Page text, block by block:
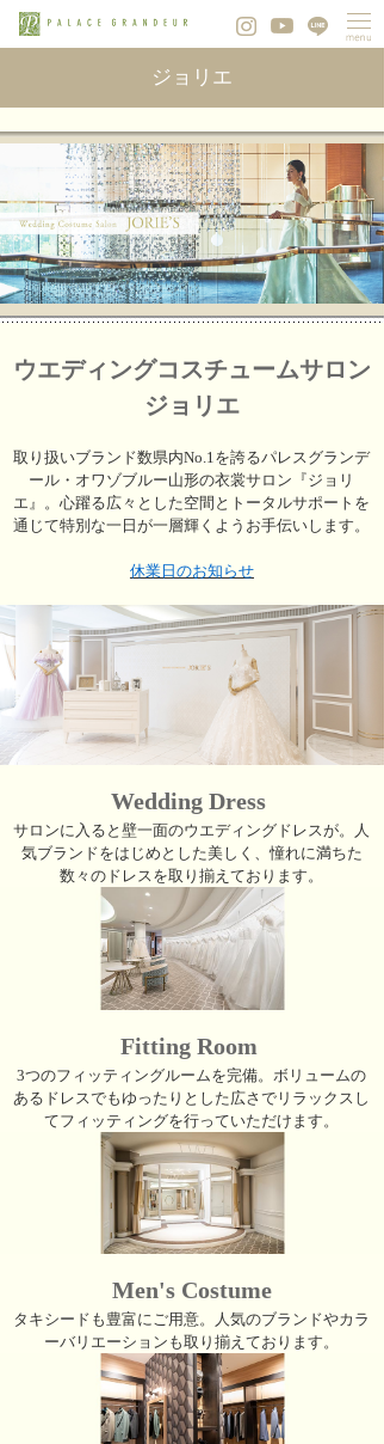
ジョリエ
ウエディングコスチュームサロン
ジョリエ
取り扱いブランド数県内No.1を誇るパレスグランデ
ール・オワゾブルー山形の衣裳サロン『ジョリ
エ』。心躍る広々とした空間とトータルサポートを
通じて特別な一日が一層輝くようお手伝いします。
休業日のお知らせ
Wedding Dress
サロンに入ると壁一面のウエディングドレスが。人
気ブランドをはじめとした美しく、憧れに満ちた
数々のドレスを取り揃えております。
Fitting Room
3つのフィッティングルームを完備。ボリュームの
あるドレスでもゆったりとした広さでリラックスし
てフィッティングを行っていただけます。
Men's Costume
タキシードも豊富にご用意。人気のブランドやカラ
ーバリエーションも取り揃えております。